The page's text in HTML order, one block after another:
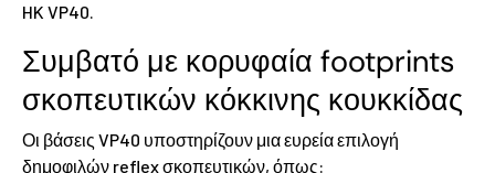
HK VP40.
Συμβατό με κορυφαία footprints
σκοπευτικών κόκκινης κουκκίδας
Οι βάσεις VP40 υποστηρίζουν μια ευρεία επιλογή
δημοφιλών reflex σκοπευτικών, όπως: